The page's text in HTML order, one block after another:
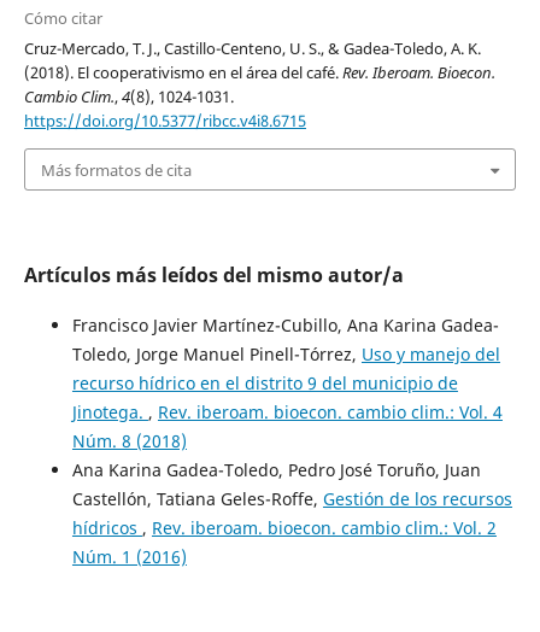
Cómo citar
Cruz-Mercado, T. J., Castillo-Centeno, U. S., & Gadea-Toledo, A. K.
(2018). El cooperativismo en el área del café.Rev. Iberoam. Bioecon.
Cambio Clim.,4(8), 1024-1031.
https://doi.org/10.5377/ribcc.v4i8.6715
Más formatos de cita
Artículos más leídos del mismo autor/a
Francisco Javier Martínez-Cubillo, Ana Karina Gadea-
Toledo, Jorge Manuel Pinell-Tórrez, Uso y manejo del
recurso hídrico en el distrito 9 del municipio de
Jinotega. , Rev. iberoam. bioecon. cambio clim.: Vol. 4
Núm. 8 (2018)
Ana Karina Gadea-Toledo, Pedro José Toruño, Juan
Castellón, Tatiana Geles-Roffe, Gestión de los recursos
hídricos , Rev. iberoam. bioecon. cambio clim.: Vol. 2
Núm. 1 (2016)